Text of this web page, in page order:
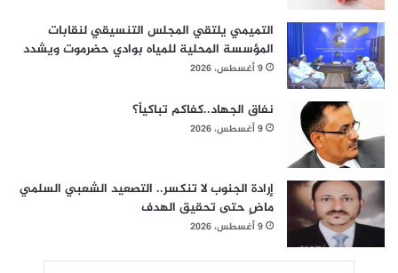
التميمي يلتقي المجلس التنسيقي لنقابات
المؤسسة المحلية للمياه بوادي حضرموت ويشدد
9 أغسطس، 2026
نفاق الجهاد..كفاكم تباكياً؟
9 أغسطس، 2026
إرادة الجنوب لا تنكسر.. التصعيد الشعبي السلمي
ماضٍ حتى تحقيق الهدف
9 أغسطس، 2026